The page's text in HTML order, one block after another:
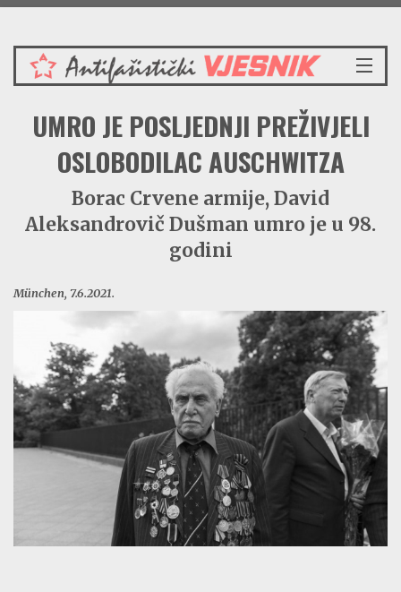
Petak 7.8.2026.
VIJESTI
REDAKCIJSKI KOMENTAR
VJESNIKOV KALENDAR
CRVENI ZABAVNIK
PRENOSIMO
NAŠE PJESME
UMRO JE POSLJEDNJI PREŽIVJELI
OSLOBODILAC AUSCHWITZA
Borac Crvene armije, David
Aleksandrovič Dušman umro je u 98.
godini
München, 7.6.2021.